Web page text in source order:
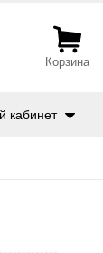
Корзина
кабинет